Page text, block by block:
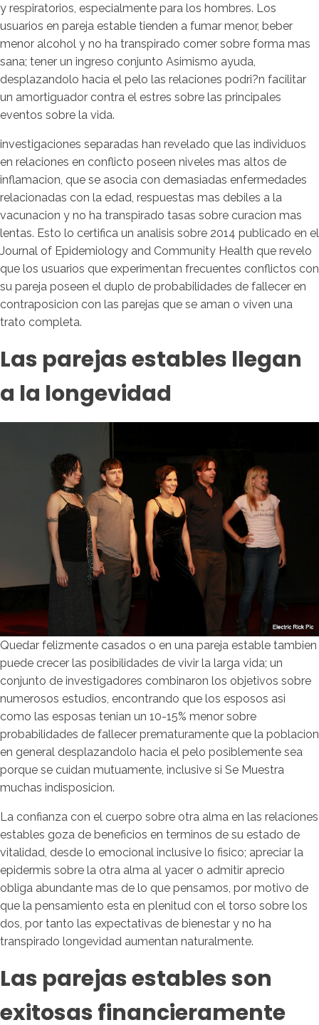
y respiratorios, especialmente para los hombres. Los
usuarios en pareja estable tienden a fumar menor, beber
menor alcohol y no ha transpirado comer sobre forma mas
sana; tener un ingreso conjunto Asimismo ayuda,
desplazandolo hacia el pelo las relaciones podri?n facilitar
un amortiguador contra el estres sobre las principales
eventos sobre la vida.
investigaciones separadas han revelado que las individuos
en relaciones en conflicto poseen niveles mas altos de
inflamacion, que se asocia con demasiadas enfermedades
relacionadas con la edad, respuestas mas debiles a la
vacunacion y no ha transpirado tasas sobre curacion mas
lentas. Esto lo certifica un analisis sobre 2014 publicado en el
Journal of Epidemiology and Community Health que revelo
que los usuarios que experimentan frecuentes conflictos con
su pareja poseen el duplo de probabilidades de fallecer en
contraposicion con las parejas que se aman o viven una
trato completa.
Las parejas estables llegan
a la longevidad
Quedar felizmente casados o en una pareja estable tambien
puede crecer las posibilidades de vivir la larga vida; un
conjunto de investigadores combinaron los objetivos sobre
numerosos estudios, encontrando que los esposos asi
como las esposas tenian un 10-15% menor sobre
probabilidades de fallecer prematuramente que la poblacion
en general desplazandolo hacia el pelo posiblemente sea
porque se cuidan mutuamente, inclusive si Se Muestra
muchas indisposicion.
La confianza con el cuerpo sobre otra alma en las relaciones
estables goza de beneficios en terminos de su estado de
vitalidad, desde lo emocional inclusive lo fisico; apreciar la
epidermis sobre la otra alma al yacer o admitir aprecio
obliga abundante mas de lo que pensamos, por motivo de
que la pensamiento esta en plenitud con el torso sobre los
dos, por tanto las expectativas de bienestar y no ha
transpirado longevidad aumentan naturalmente.
Las parejas estables son
exitosas financieramente